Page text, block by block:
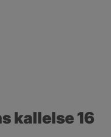
kallelse 16